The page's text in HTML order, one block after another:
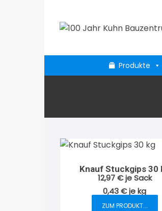
springen
Produkte
Knauf Stuckgips 30
12,97€ je Sack
0,43€jekg
ZUM PRODUKT...